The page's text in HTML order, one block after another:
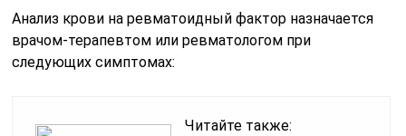
Анализ крови на ревматоидный фактор назначается
врачом-терапевтом или ревматологом при
следующих симптомах:
Читайте также: